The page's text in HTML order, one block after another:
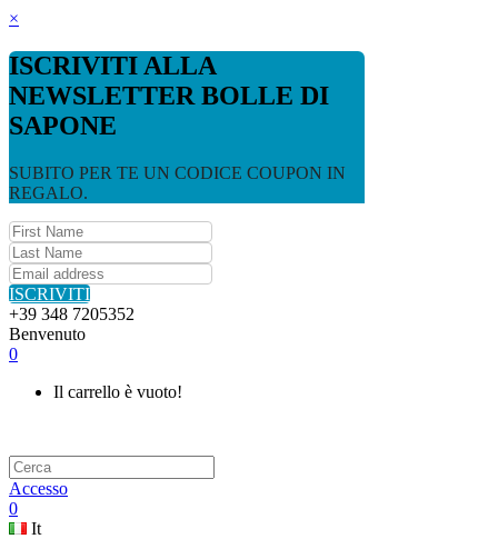
×
ISCRIVITI ALLA
NEWSLETTER BOLLE DI
SAPONE
SUBITO PER TE UN CODICE COUPON IN
REGALO.
ISCRIVITI
+39 348 7205352
Benvenuto
0
Il carrello è vuoto!
Accesso
0
It